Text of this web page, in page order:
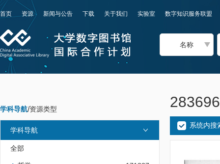
首页 资源 新闻与公告 下载 关于我们 实验室 数字知识服务联盟
名称
学科导航/资源类型
学科导航
全部
系统内搜